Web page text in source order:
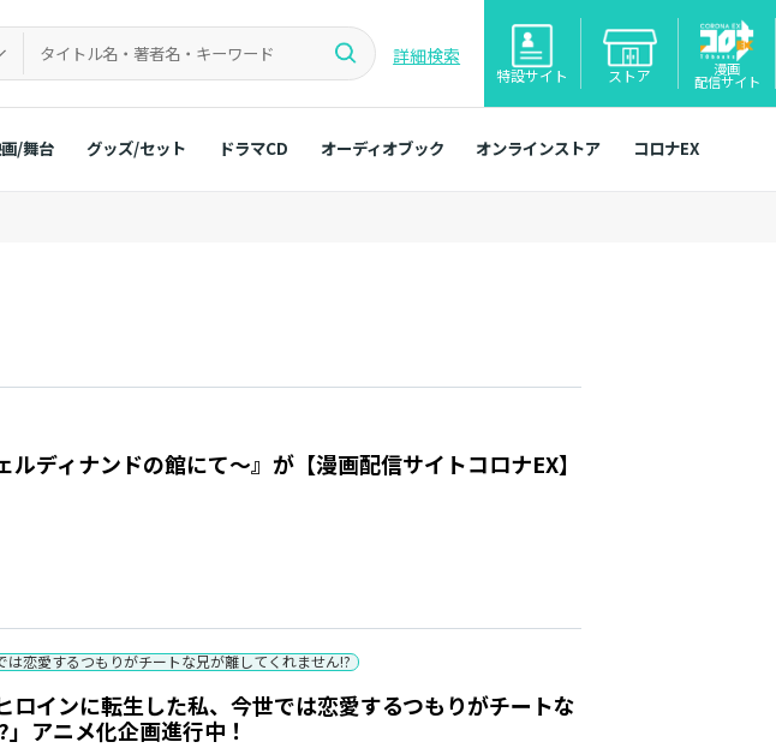
詳細検索
特設サイト ストア 漫画
配信サイト
/舞台 グッズ/セット ドラマCD オーディオブック オンラインストア コロナEX
ルディナンドの館にて～』が【漫画配信サイトコロナEX】
恋愛するつもりがチートな兄が離してくれません!?
ロインに転生した私、今世では恋愛するつもりがチートな
アニメ化企画進行中！